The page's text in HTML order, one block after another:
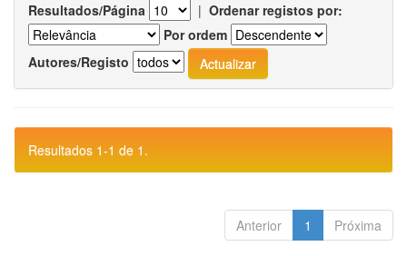
Resultados/Página | Ordenar registos por:
Por ordem
Autores/Registo
Resultados 1-1 de 1.
Anterior 1 Próxima